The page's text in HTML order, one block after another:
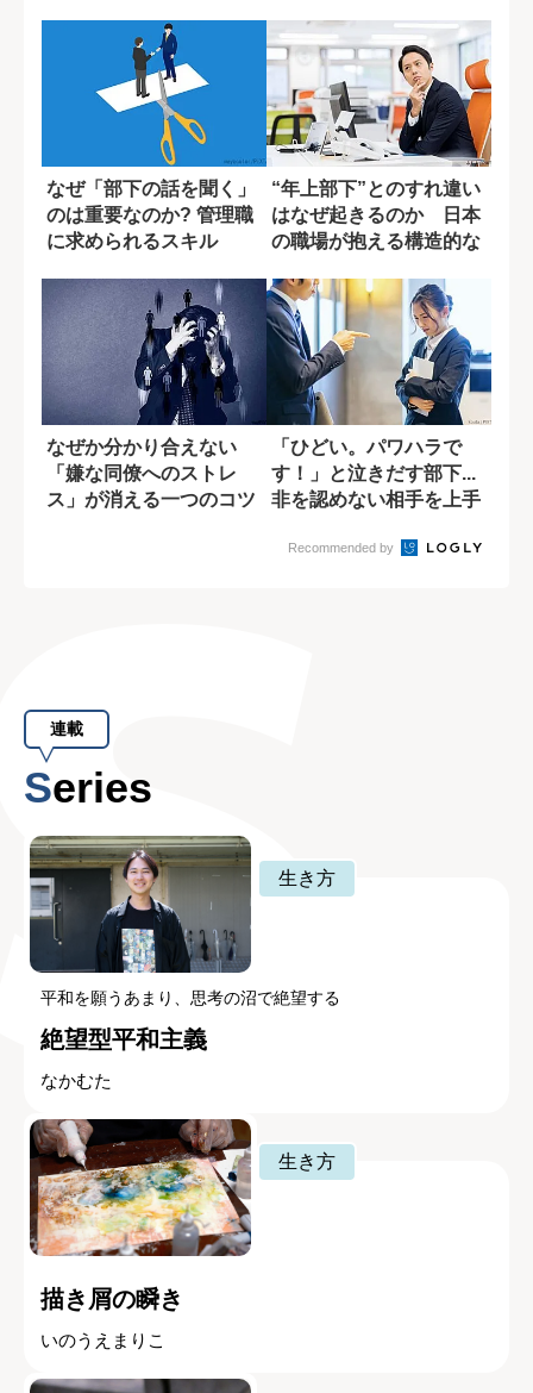
なぜ「部下の話を聞く」
のは重要なのか? 管理職
に求められるスキル
“年上部下”とのすれ違い
はなぜ起きるのか 日本
の職場が抱える構造的な
なぜか分かり合えない
「嫌な同僚へのストレ
ス」が消える一つのコツ
「ひどい。パワハラで
す！」と泣きだす部下...
非を認めない相手を上手
Recommended by
連載
Series
生き方
平和を願うあまり、思考の沼で絶望する
絶望型平和主義
なかむた
生き方
描き屑の瞬き
いのうえまりこ